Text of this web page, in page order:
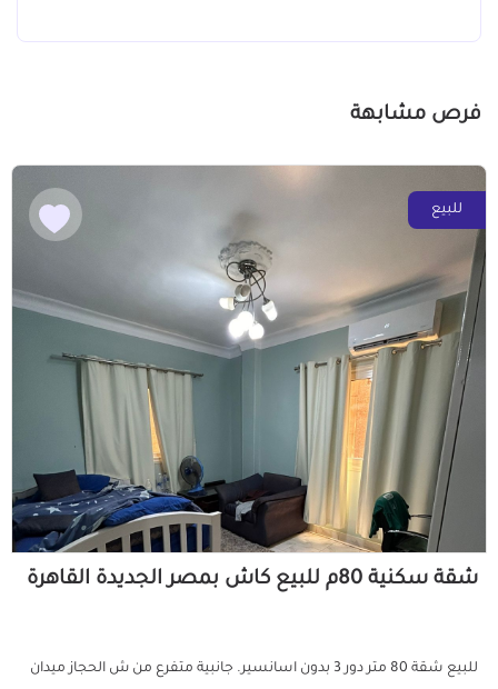
فرص مشابهة
للبيع
شقة سكنية 80م للبيع كاش بمصر الجديدة القاهرة
للبيع شقة 80 متر دور 3 بدون اسانسير. جانبية متفرع من ش الحجاز ميدان